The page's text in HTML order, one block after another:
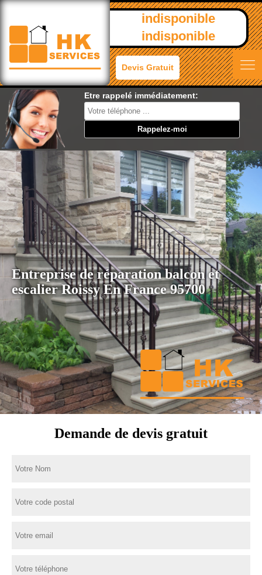
indisponible
indisponible
Devis Gratuit
Etre rappelé immédiatement:
Entreprise de réparation balcon et
escalier Roissy En France 95700
Demande de devis gratuit